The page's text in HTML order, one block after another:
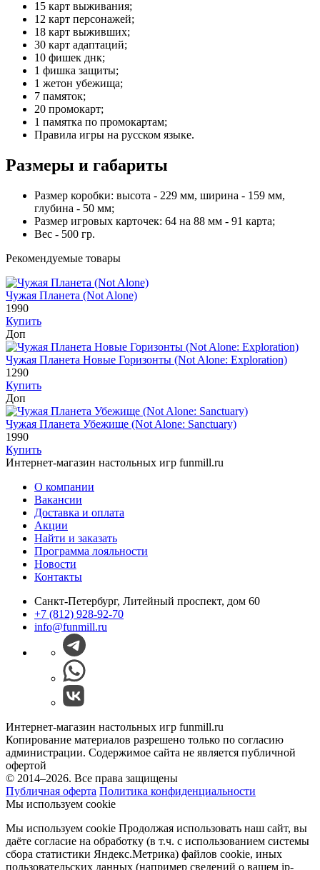
15 карт выживания;
12 карт персонажей;
18 карт выживших;
30 карт адаптаций;
10 фишек днк;
1 фишка защиты;
1 жетон убежища;
7 памяток;
20 промокарт;
1 памятка по промокартам;
Правила игры на русском языке.
Размеры и габариты
Размер коробки: высота - 229 мм, ширина - 159 мм,
глубина - 50 мм;
Размер игровых карточек: 64 на 88 мм - 91 карта;
Вес - 500 гр.
Рекомендуемые товары
Чужая Планета (Not Alone)
1990
Купить
Доп
Чужая Планета Новые Горизонты (Not Alone: Exploration)
1290
Купить
Доп
Чужая Планета Убежище (Not Alone: Sanctuary)
1990
Купить
Интернет-магазин настольных игр funmill.ru
О компании
Вакансии
Доставка и оплата
Акции
Найти и заказать
Программа лояльности
Новости
Контакты
Санкт-Петербург, Литейный проспект, дом 60
+7 (812) 928-92-70
info@funmill.ru
Интернет-магазин настольных игр funmill.ru
Копирование материалов разрешено только по согласию
администрации. Содержимое сайта не является публичной
офертой
© 2014–2026. Все права защищены
Публичная оферта Политика конфиденциальности
Мы используем cookie
Мы используем cookie Продолжая использовать наш cайт, вы
даёте согласие на обработку (в т.ч. с использованием системы
сбора статистики Яндекс.Метрика) файлов cookie, иных
пользовательских данных (например сведений о вашем ip-